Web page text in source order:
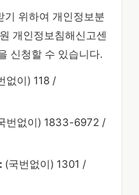
기 위하여 개인정보분
개인정보침해신고센
신청할 수 있습니다.
없이) 118 /
번없이) 1833-6972 /
(국번없이) 1301 /